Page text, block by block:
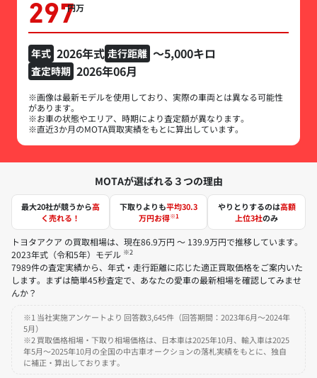
297万円
年式 2026年式 走行距離 ～5,000キロ
査定時期 2026年06月
※画像は最新モデルを使用しており、実際の車両とは異なる可能性
があります。
※お車の状態やエリア、時期により査定額が異なります。
※直近3か月のMOTA買取実績をもとに算出しています。
MOTAが選ばれる３つの理由
最大20社が競うから高
く売れる！
下取りよりも平均30.3
万円お得※1
やりとりするのは高額
上位3社のみ
トヨタアクア の買取相場は、現在86.9万円 ～ 139.9万円で推移しています。
2023年式（令和5年）モデル ※2
7989件の査定実績から、年式・走行距離に応じた適正買取価格をご案内いた
します。まずは簡単45秒査定で、あなたの愛車の最新相場を確認してみませ
んか？
※1 当社実施アンケートより 回答数3,645件（回答期間：2023年6月～2024年
5月）
※2 買取価格相場・下取り相場価格は、日本車は2025年10月、輸入車は2025
年5月～2025年10月の全国の中古車オークションの落札実績をもとに、独自
に補正・算出しております。